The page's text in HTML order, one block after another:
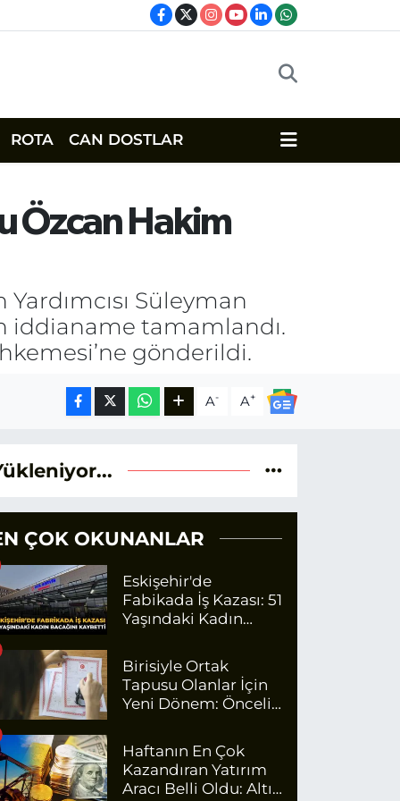
ROTA CAN DOSTLAR
Özcan Hakim
Süleyman
iddianame tamamlandı.
gönderildi.
A- A+
ÇOK OKUNANLAR
Eskişehir'de
Fabikada İş Kazası: 51
Yaşındaki Kadın
Birisiyle Ortak
Tapusu Olanlar İçin
Yeni Dönem: Öncelik
Olacak
Haftanın En Çok
Kazandıran Yatırım
Aracı Belli Oldu: Altın